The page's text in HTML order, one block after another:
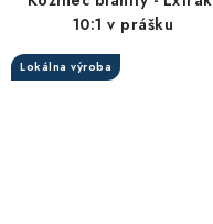
10:1 v prášku
Lokálna výroba